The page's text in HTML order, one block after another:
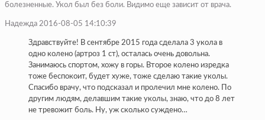
болезненные. Укол был без боли. Видимо еще зависит от врача.
Надежда 2016-08-05 14:10:39
Здравствуйте! В сентябре 2015 года сделала 3 укола в
одно колено (артроз 1 ст), осталась очень довольна.
Занимаюсь спортом, хожу в горы. Второе колено изредка
тоже беспокоит, будет хуже, тоже сделаю такие уколы.
Спасибо врачу, что подсказал и пролечил мне колено. По
другим людям, делавшим такие уколы, знаю, что до 8 лет
не тревожит боль. Ну, уж сколько суждено…